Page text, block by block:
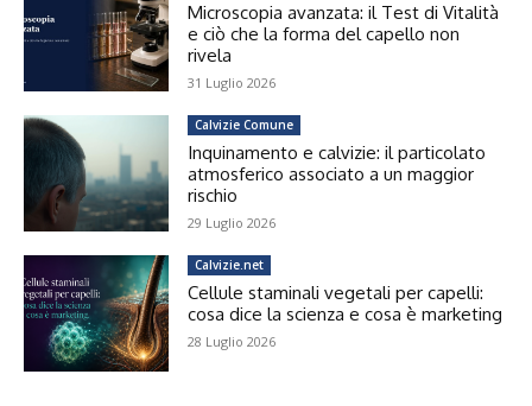
Microscopia avanzata: il Test di Vitalità
e ciò che la forma del capello non
rivela
31 Luglio 2026
Calvizie Comune
Inquinamento e calvizie: il particolato
atmosferico associato a un maggior
rischio
29 Luglio 2026
Calvizie.net
Cellule staminali vegetali per capelli:
cosa dice la scienza e cosa è marketing
28 Luglio 2026